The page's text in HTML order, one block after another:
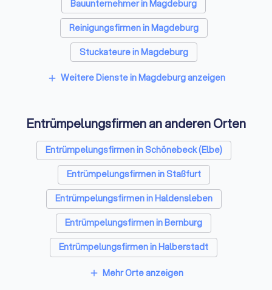
Bauunternehmer in Magdeburg
Reinigungsfirmen in Magdeburg
Stuckateure in Magdeburg
Spezialisten für Dämmung in Magdeburg
Kammerjäger in Magdeburg
Sicherheitstechniker in Magdeburg
Trockenbauer in Magdeburg
Sanitärinstallateure in Magdeburg
Fliesenleger in Magdeburg
Fensterbauer in Magdeburg
Bodenleger in Magdeburg
add Weitere Dienste in Magdeburg anzeigen
Entrümpelungsfirmen an anderen Orten
Entrümpelungsfirmen in Schönebeck (Elbe)
Entrümpelungsfirmen in Staßfurt
Entrümpelungsfirmen in Haldensleben
Entrümpelungsfirmen in Bernburg
Entrümpelungsfirmen in Halberstadt
Entrümpelungsfirmen in Helmstedt
add Mehr Orte anzeigen